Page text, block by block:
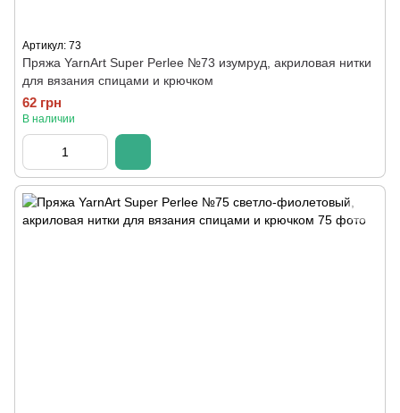
Артикул: 73
Пряжа YarnArt Super Perlee №73 изумруд, акриловая нитки
для вязания спицами и крючком
62 грн
В наличии